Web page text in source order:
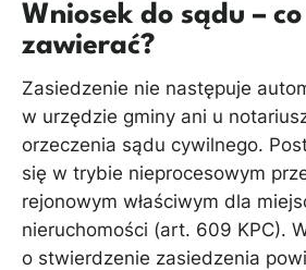
Wniosek do sądu –
zawierać?
Zasiedzenie nie następuje
w urzędzie gminy ani u
orzeczenia sądu cywilnego.
się w trybie nieprocesowym
rejonowym właściwym dla
nieruchomości (art. 609 KPC).
o stwierdzenie zasiedzenia